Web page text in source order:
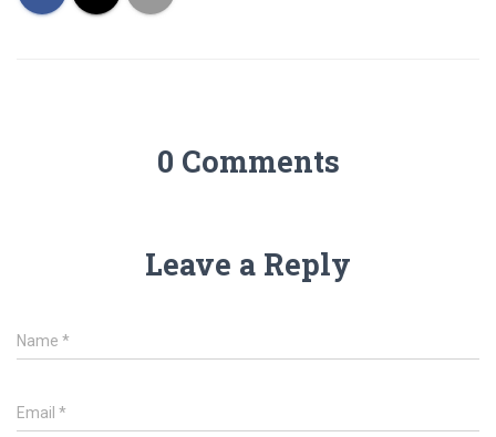
0 Comments
Leave a Reply
Name *
Email *